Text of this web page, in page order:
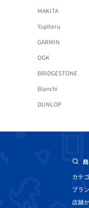
MAKITA
Yupiteru
GARMIN
OGK
BRIDGESTONE
Bianchi
DUNLOP
カテ
ブラ
店舗